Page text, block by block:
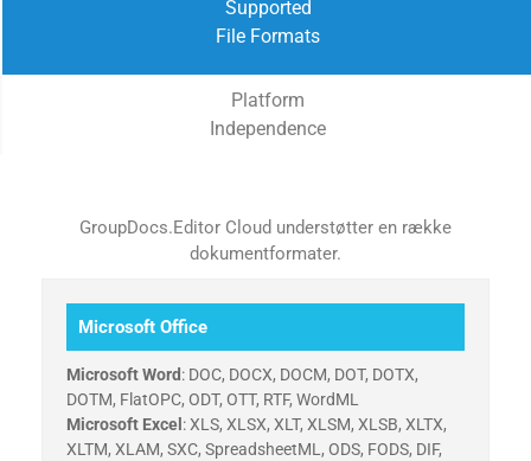
Supported
File Formats
Platform
Independence
GroupDocs.Editor Cloud understøtter en række
dokumentformater.
Microsoft Office
Microsoft Word: DOC, DOCX, DOCM, DOT, DOTX,
DOTM, FlatOPC, ODT, OTT, RTF, WordML
Microsoft Excel : XLS, XLSX, XLT, XLSM, XLSB, XLTX,
XLTM, XLAM, SXC, SpreadsheetML, ODS, FODS, DIF,